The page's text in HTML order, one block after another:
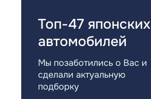
Топ-47 японских
автомобилей
Мы позаботились о Вас и
сделали актуальную
подборку